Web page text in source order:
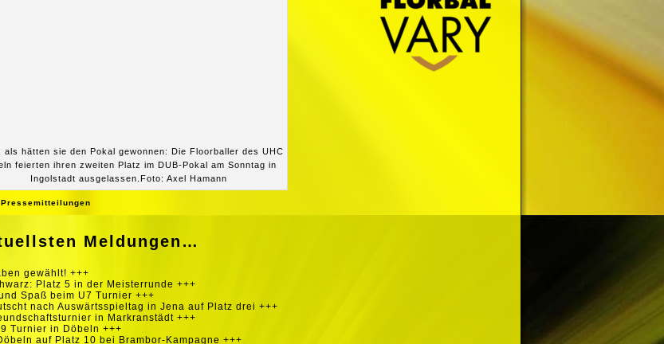
als hätten sie den Pokal gewonnen: Die Floorballer des UHC
feierten ihren zweiten Platz im DUB-Pokal am Sonntag in
Ingolstadt ausgelassen.Foto: Axel Hamann
Pressemitteilungen
Meldungen…
gewählt! +++
Platz 5 in der Meisterrunde +++
Spaß beim U7 Turnier +++
nach Auswärtsspieltag in Jena auf Platz drei +++
in Markranstädt +++
Turnier in Döbeln +++
auf Platz 10 bei Brambor-Kampagne +++